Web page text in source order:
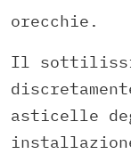
orecchie.
Il
asticelle